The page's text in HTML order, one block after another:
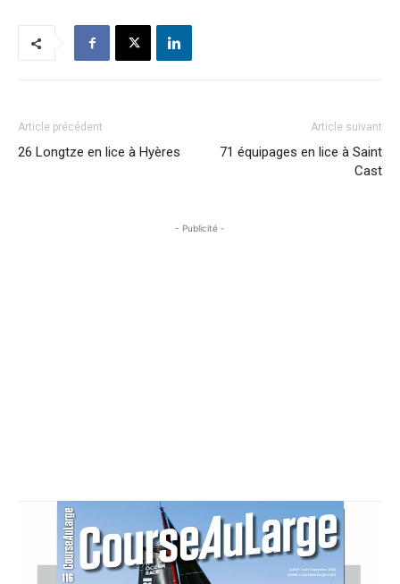
Article précédent
26 Longtze en lice à Hyères
Article suivant
71 équipages en lice à Saint
Cast
- Publicité -